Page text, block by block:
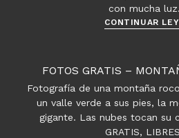
con mucha
CONTINUAR
FOTOS GRATIS –
Fotografía de una montaña
un valle verde a sus pies, la
gigante. Las nubes tocan su
GRATIS,